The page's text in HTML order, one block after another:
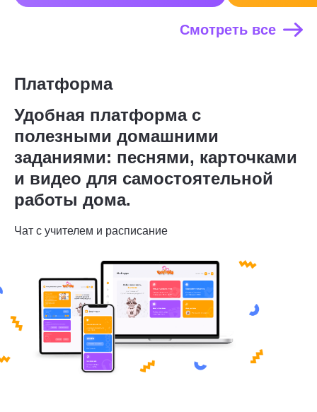
Смотреть все
Платформа
Удобная платформа с
полезными домашними
заданиями: песнями, карточками
и видео для самостоятельной
работы дома.
Чат с учителем и расписание